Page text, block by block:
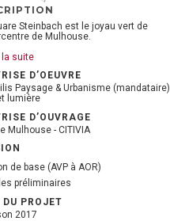
Steinbach est le joyau vert de
de Mulhouse.
suite
D’OEUVRE
Paysage & Urbanisme (mandataire)
lumière
D’OUVRAGE
Mulhouse - CITIVIA
de base (AVP à AOR)
préliminaires
DU PROJET
2017